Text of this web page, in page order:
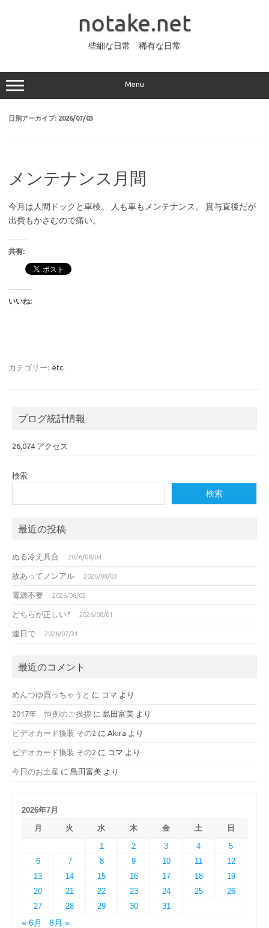
ッ
プ
notake.net
些細な日常 稀有な日常
Menu
日別アーカイブ: 2026/07/03
メンテナンス月間
今月は人間ドックと車検。 人も車もメンテナンス。 賞与直後だが
出費もかさむので痛い。
共有:
いいね:
カテゴリー: etc.
ブログ統計情報
26,074 アクセス
検索
検索
最近の投稿
ぬる冷え具合 2026/08/04
故あってノンアル 2026/08/03
電源不要 2026/08/02
どちらが正しい? 2026/08/01
連日で 2026/07/31
最近のコメント
めんつゆ買っちゃうと に コマ より
2017年 恒例のご挨拶 に 島田富美 より
ビデオカード換装 その2 に Akira より
ビデオカード換装 その2 に コマ より
今日のお土産 に 島田富美 より
2026年7月
月
火 水 木 金 土
日
1
2 3 4
5
6
7 8 9 10 11
12
13
14 15 16 17 18
19
20
21 22 23 24 25
26
27
28 29 30
31
« 6月
8月 »